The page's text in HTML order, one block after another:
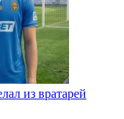
из вратарей